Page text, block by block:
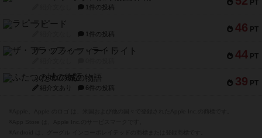
PT
1件の投稿
46 PT
ラピード
1件の投稿
44 PT
ザ・フラッフィー・ライト
39 PT
ふたつの城の物語
紹介文あり 6件の投稿